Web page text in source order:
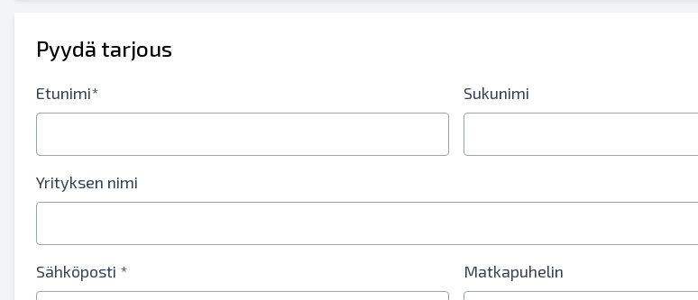
Pyydä tarjous
Etunimi* Sukunimi
Yrityksen nimi
Sähköposti * Matkapuhelin
Lähetä ystävälle
Joko sähköpostiosoite tai matkapuhelinnumerokenttä vaaditaan
Lähetä luettelo sähköpostitse